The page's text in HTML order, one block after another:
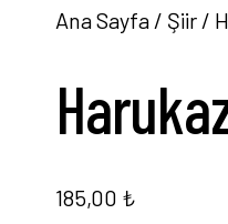
Ana Sayfa / Şiir /
185,00 ₺